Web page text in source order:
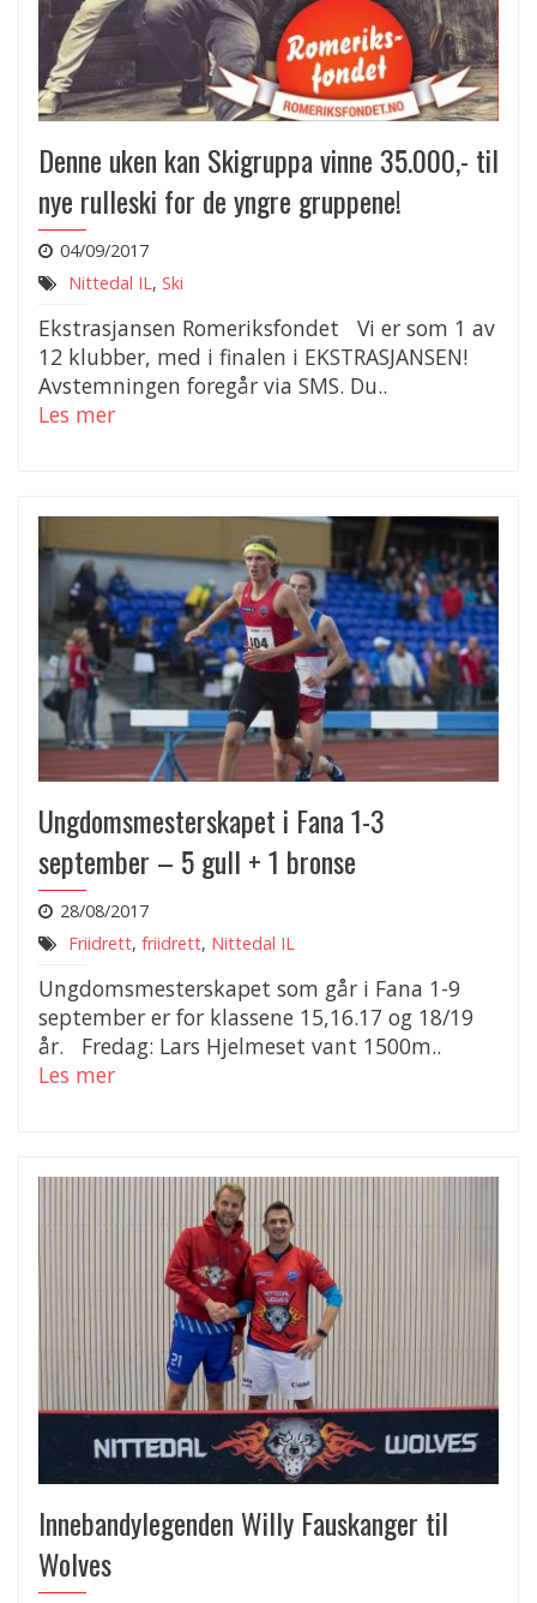
Denne uken kan Skigruppa vinne 35.000,- til
nye rulleski for de yngre gruppene!
04/09/2017
Nittedal IL , Ski
Ekstrasjansen Romeriksfondet Vi er som 1 av
12 klubber, med i finalen i EKSTRASJANSEN!
Avstemningen foregår via SMS. Du..
Les mer
Ungdomsmesterskapet i Fana 1-3
september – 5 gull + 1 bronse
28/08/2017
Friidrett, friidrett, Nittedal IL
Ungdomsmesterskapet som går i Fana 1-9
september er for klassene 15,16.17 og 18/19
år. Fredag: Lars Hjelmeset vant 1500m..
Les mer
Innebandylegenden Willy Fauskanger til
Wolves